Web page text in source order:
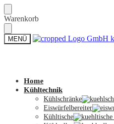
Skip
to
navigation
Skip
to
content
Warenkorb
MENÜ
Zum Shop
Home
Kühltechnik
Kühlschränke
Eiswürfelbereiter
Kühltische